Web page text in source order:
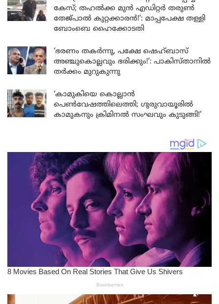
കേസ്; തഹൽക്ക മുൻ എഡിറ്റർ തരുൺ
തേജ്പാൽ കുറ്റക്കാരൻ!’: മാപ്പപേക്ഷ തള്ളി
ബോംബെ ഹൈക്കോടതി
‘ഭരണം തകർന്നു, പക്ഷേ ഷെഹ്ബാസ്
അഞ്ചുകൊല്ലവും ഭരിക്കും!’: പാകിസ്താനിൽ
തർക്കം മുറുകുന്നു
‘കാമുകിയെ കൊല്ലാൻ
പെൺവേഷത്തിലെത്തി; ഗുരുവായൂരിൽ
കാമുകനും ക്രിമിനൽ സംഘവും കുടുങ്ങി!’